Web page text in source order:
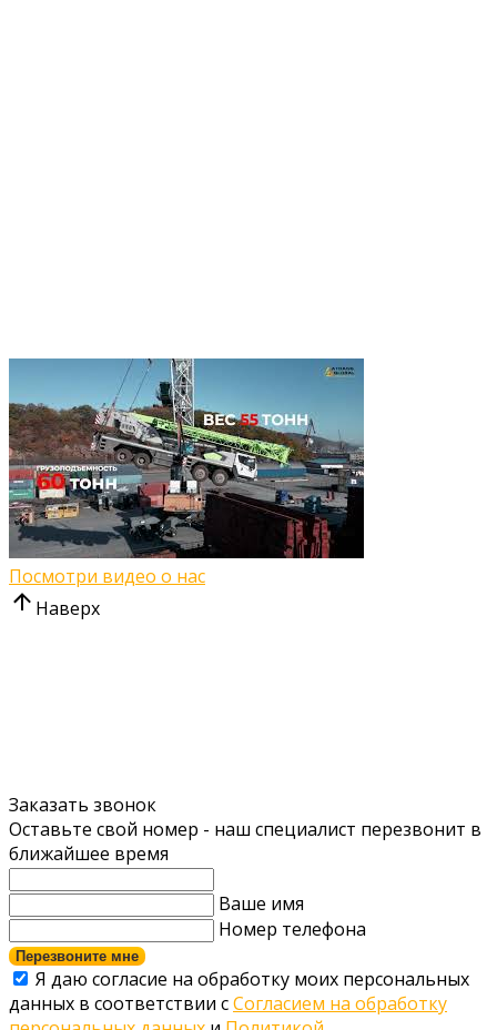
Посмотри видео о нас
Наверх
Заказать звонок
Оставьте свой номер - наш специалист перезвонит в
ближайшее время
Ваше имя
Номер телефона
Перезвоните мне
Я даю согласие на обработку моих персональных
данных в соответствии сСогласием на обработку